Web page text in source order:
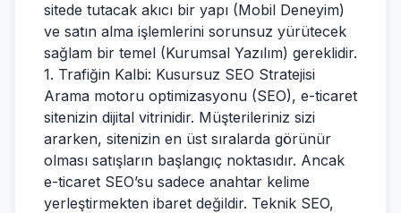
sitede tutacak akıcı bir yapı (Mobil Deneyim)
ve satın alma işlemlerini sorunsuz yürütecek
sağlam bir temel (Kurumsal Yazılım) gereklidir.
1. Trafiğin Kalbi: Kusursuz SEO Stratejisi
Arama motoru optimizasyonu (SEO), e-ticaret
sitenizin dijital vitrinidir. Müşterileriniz sizi
ararken, sitenizin en üst sıralarda görünür
olması satışların başlangıç noktasıdır. Ancak
e-ticaret SEO’su sadece anahtar kelime
yerleştirmekten ibaret değildir. Teknik SEO,